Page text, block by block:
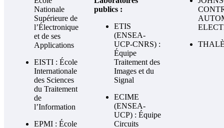
Nationale
Supérieure de
l’Électronique
et de ses
Applications
EISTI : École
Internationale
des Sciences
du Traitement
de
l’Information
EPMI : École
publics :
ETIS
(ENSEA-
UCP-CNRS) :
Équipe
Traitement des
Images et du
Signal
ECIME
(ENSEA-
UCP) : Équipe
Circuits